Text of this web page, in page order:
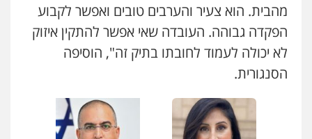
מהבית. הוא צעיר והערבים טובים ואפשר לקבוע
הפקדה גבוהה. העובדה שאי אפשר להתקין איזוק
לא יכולה לעמוד לחובתו בתיק זה", הוסיפה
הסנגורית.
עו"ד אייל אביטל
מעצרים וחקירות
0544712201
עו"ד בועז קניג
פלילי משפחה צבאי